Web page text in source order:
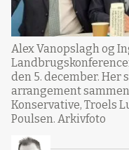
Alex Vanopslagh og
den 5. december. Her
arrangement
Konservative, Troels
Poulsen. Arkivfoto